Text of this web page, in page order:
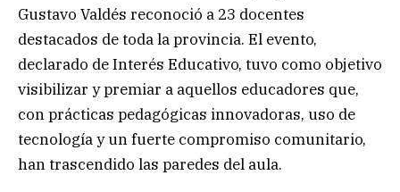
Gustavo Valdés reconoció a 23 docentes
destacados de toda la provincia. El evento,
declarado de Interés Educativo, tuvo como objetivo
visibilizar y premiar a aquellos educadores que,
con prácticas pedagógicas innovadoras, uso de
tecnología y un fuerte compromiso comunitario,
han trascendido las paredes del aula.